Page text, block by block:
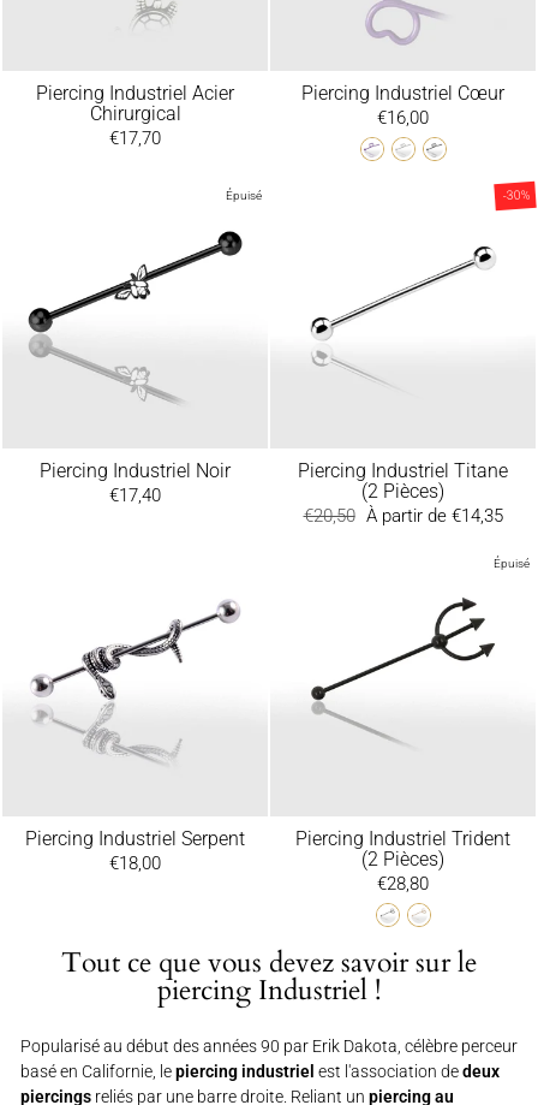
Piercing Industriel Acier
Chirurgical
€17,70
Piercing Industriel Cœur
€16,00
Épuisé
Piercing Industriel Noir
€17,40
-30%
Piercing Industriel Titane
(2 Pièces)
Prix
€20,50 Prix
À partir de €14,35
Piercing Industriel Serpent
€18,00
Épuisé
Piercing Industriel Trident
(2 Pièces)
€28,80
Tout ce que vous devez savoir sur le
piercing Industriel !
Popularisé au début des années 90 par Erik Dakota, célèbre perceur
basé en Californie, lepiercing industriel est l'association dedeux
piercings reliés par une barre droite. Reliant un piercing au